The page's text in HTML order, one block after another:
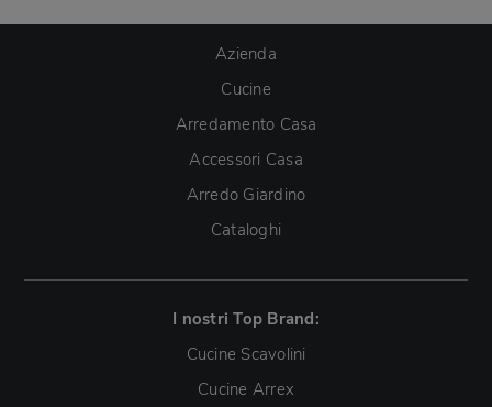
Azienda
Cucine
Arredamento Casa
Accessori Casa
Arredo Giardino
Cataloghi
I nostri Top Brand:
Cucine Scavolini
Cucine Arrex